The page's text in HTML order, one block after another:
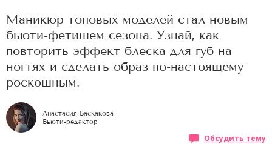
Маникюр топовых моделей стал новым
бьюти-фетишем сезона. Узнай, как
повторить эффект блеска для губ на
ногтях и сделать образ по-настоящему
роскошным.
Анастасия Баскакова
Бьюти-редактор
Обсудить тему